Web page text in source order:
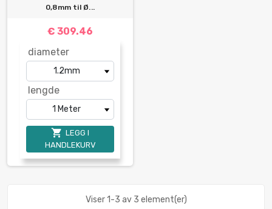
0,8mm til Ø...
€ 309.46
diameter
lengde
 LEGG I
HANDLEKURV
Viser 1-3 av 3 element(er)